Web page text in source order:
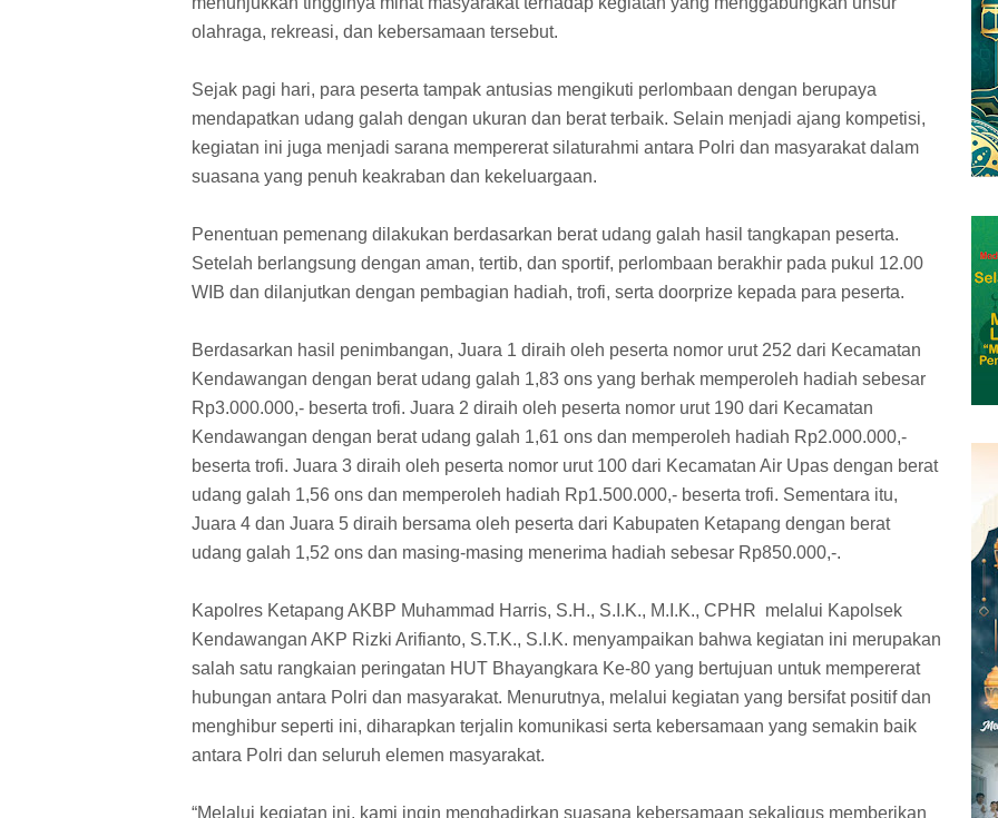
olahraga, rekreasi, dan kebersamaan tersebut.
Sejak pagi hari, para peserta tampak antusias mengikuti perlombaan dengan berupaya
mendapatkan udang galah dengan ukuran dan berat terbaik. Selain menjadi ajang kompetisi,
kegiatan ini juga menjadi sarana mempererat silaturahmi antara Polri dan masyarakat dalam
suasana yang penuh keakraban dan kekeluargaan.
Penentuan pemenang dilakukan berdasarkan berat udang galah hasil tangkapan peserta.
Setelah berlangsung dengan aman, tertib, dan sportif, perlombaan berakhir pada pukul 12.00
WIB dan dilanjutkan dengan pembagian hadiah, trofi, serta doorprize kepada para peserta.
Berdasarkan hasil penimbangan, Juara 1 diraih oleh peserta nomor urut 252 dari Kecamatan
Kendawangan dengan berat udang galah 1,83 ons yang berhak memperoleh hadiah sebesar
Rp3.000.000,- beserta trofi. Juara 2 diraih oleh peserta nomor urut 190 dari Kecamatan
Kendawangan dengan berat udang galah 1,61 ons dan memperoleh hadiah Rp2.000.000,-
beserta trofi. Juara 3 diraih oleh peserta nomor urut 100 dari Kecamatan Air Upas dengan berat
udang galah 1,56 ons dan memperoleh hadiah Rp1.500.000,- beserta trofi. Sementara itu,
Juara 4 dan Juara 5 diraih bersama oleh peserta dari Kabupaten Ketapang dengan berat
udang galah 1,52 ons dan masing-masing menerima hadiah sebesar Rp850.000,-.
Kapolres Ketapang AKBP Muhammad Harris, S.H., S.I.K., M.I.K., CPHR melalui Kapolsek
Kendawangan AKP Rizki Arifianto, S.T.K., S.I.K. menyampaikan bahwa kegiatan ini merupakan
salah satu rangkaian peringatan HUT Bhayangkara Ke-80 yang bertujuan untuk mempererat
hubungan antara Polri dan masyarakat. Menurutnya, melalui kegiatan yang bersifat positif dan
menghibur seperti ini, diharapkan terjalin komunikasi serta kebersamaan yang semakin baik
antara Polri dan seluruh elemen masyarakat.
“Melalui kegiatan ini, kami ingin menghadirkan suasana kebersamaan sekaligus memberikan